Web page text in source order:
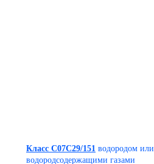
Класс C07C29/151 водородом или
водородсодержащими газами